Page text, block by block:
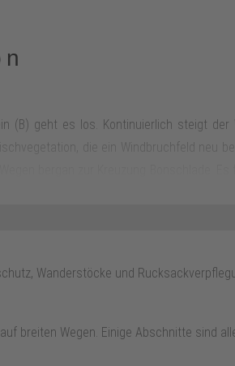
(B) geht es los. Kontinuierlich steigt
die ein Windbruchfeld neu
erreicht man die querende
ein. Dort darf man den Wechsel nach
50m nach links. Dann geht es rechts
hat man in dem folgenden
Wanderstöcke und
breiten Wegen. Einige Abschnitte sind